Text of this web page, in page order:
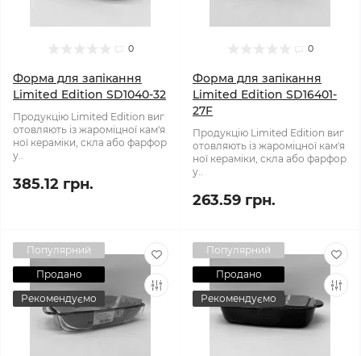
0
Форма для запікання
Limited Edition SD1040-32
Продукцію Limited Edition виг
отовляють із жароміцної кам'я
ної кераміки, скла або фарфор
у..
385.12 грн.
0
Форма для запікання
Limited Edition SD16401-
27F
Продукцію Limited Edition виг
отовляють із жароміцної кам'я
ної кераміки, скла або фарфор
у..
263.59 грн.
Популярний
Продано
Рекомендуємо
Популярний
Продано
Рекомендуємо